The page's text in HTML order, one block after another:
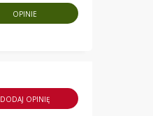
OPINIE
DODAJ OPINIĘ